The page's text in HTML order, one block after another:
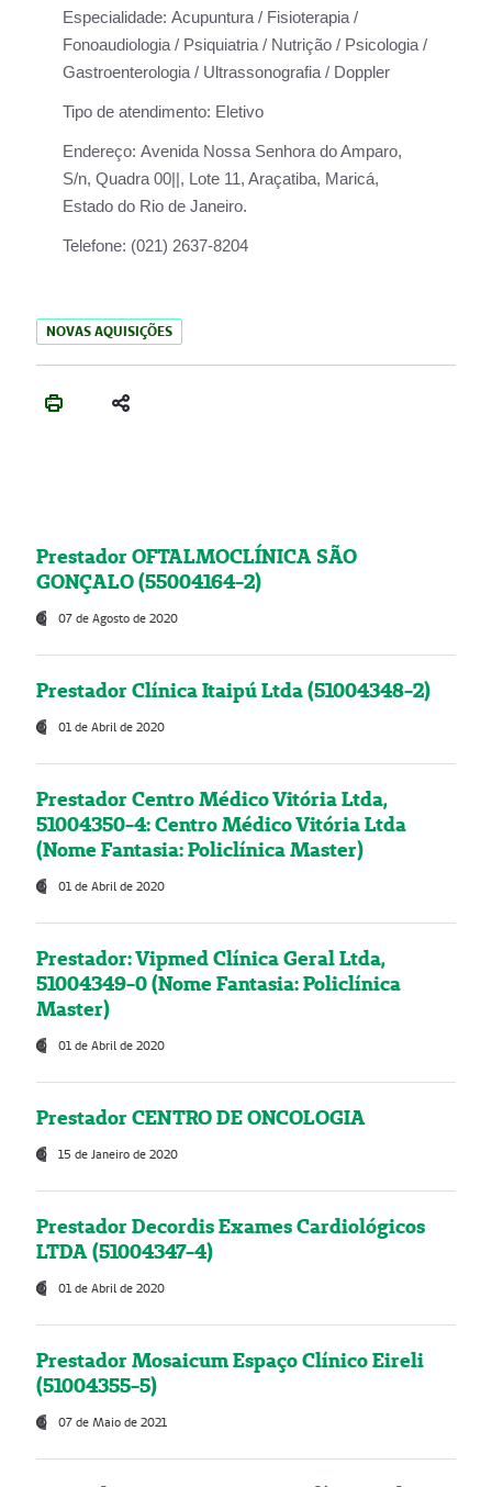
Especialidade: Acupuntura / Fisioterapia /
Fonoaudiologia / Psiquiatria / Nutrição / Psicologia /
Gastroenterologia / Ultrassonografia / Doppler
Tipo de atendimento: Eletivo
Endereço: Avenida Nossa Senhora do Amparo,
S/n, Quadra 00||, Lote 11, Araçatiba, Maricá,
Estado do Rio de Janeiro.
Telefone: (021) 2637-8204
NOVAS AQUISIÇÕES
Prestador OFTALMOCLÍNICA SÃO
GONÇALO (55004164-2)
07 de Agosto de 2020
Prestador Clínica Itaipú Ltda (51004348-2)
01 de Abril de 2020
Prestador Centro Médico Vitória Ltda,
51004350-4: Centro Médico Vitória Ltda
(Nome Fantasia: Policlínica Master)
01 de Abril de 2020
Prestador: Vipmed Clínica Geral Ltda,
51004349-0 (Nome Fantasia: Policlínica
Master)
01 de Abril de 2020
Prestador CENTRO DE ONCOLOGIA
15 de Janeiro de 2020
Prestador Decordis Exames Cardiológicos
LTDA (51004347-4)
01 de Abril de 2020
Prestador Mosaicum Espaço Clínico Eireli
(51004355-5)
07 de Maio de 2021